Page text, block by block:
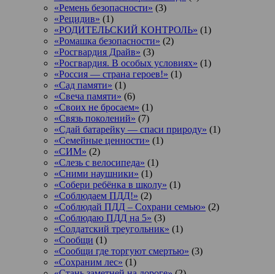
«Ремень безопасности» (3)
«Рецидив» (1)
«РОДИТЕЛЬСКИЙ КОНТРОЛЬ» (1)
«Ромашка безопасности» (2)
«Росгвардия Драйв» (3)
«Росгвардия. В особых условиях» (1)
«Россия — страна героев!» (1)
«Сад памяти» (1)
«Свеча памяти» (6)
«Своих не бросаем» (1)
«Связь поколений» (7)
«Сдай батарейку — спаси природу» (1)
«Семейные ценности» (1)
«СИМ» (2)
«Слезь с велосипеда» (1)
«Сними наушники» (1)
«Собери ребёнка в школу» (1)
«Соблюдаем ПДД!» (2)
«Соблюдай ПДД – Сохрани семью» (2)
«Соблюдаю ПДД на 5» (3)
«Солдатский треугольник» (1)
«Сообщи (1)
«Сообщи где торгуют смертью» (3)
«Сохраним лес» (1)